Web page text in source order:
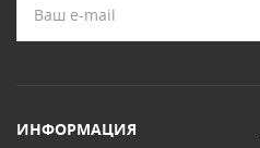
ИНФОРМАЦИЯ